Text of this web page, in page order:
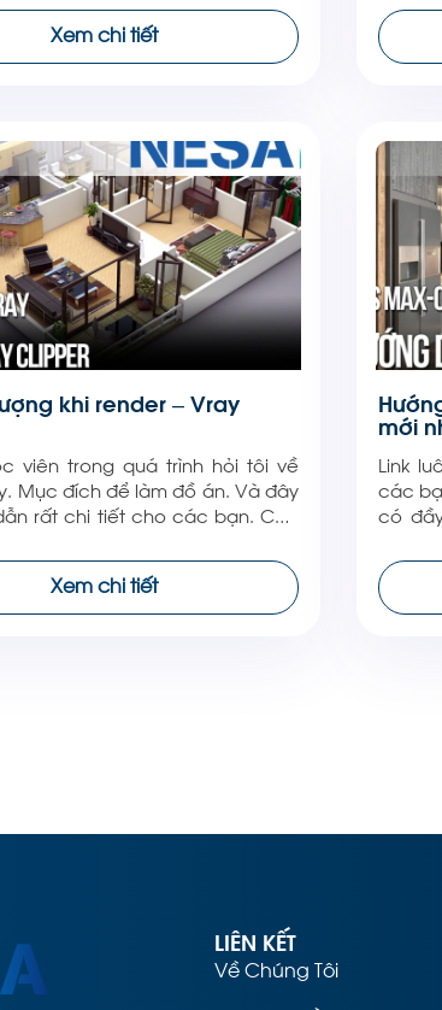
Cảm ơn các bạn!
Xem chi tiết
cập
mục
có
khi render – Vray
viên trong quá trình hỏi tôi về
Mục đích để làm đồ án. Và đây
rất chi tiết cho các bạn. Các
tin kiến thức hơn nữa! Cảm ơn
Xem chi tiết
mới
Link
các
có
nhật
mục
có
LIÊN KẾT
Về Chúng Tôi